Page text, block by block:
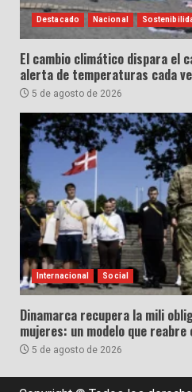
Destacado Nacional
El cambio climático dispara el
alerta de temperaturas cada
5 de agosto de 2026
Internacional Social
Dinamarca recupera la mili
mujeres: un modelo que reabre
5 de agosto de 2026